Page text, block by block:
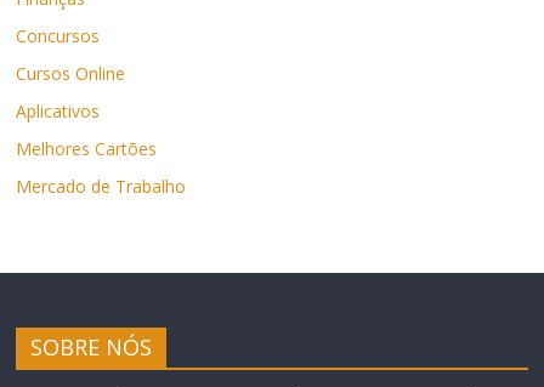
Concursos
Cursos Online
Aplicativos
Melhores Cartões
Mercado de Trabalho
SOBRE NÓS